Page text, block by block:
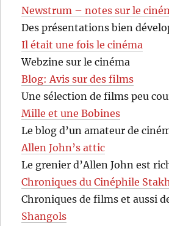
Newstrum – notes sur le
Des présentations bien
Il était une fois le cinéma
Webzine sur le cinéma
Blog: Avis sur des films
Une sélection de films peu
Mille et une Bobines
Le blog d’un amateur de
Allen John’s attic
Le grenier d’Allen John est
Chroniques du Cinéphile
Chroniques de films et aussi
Shangols